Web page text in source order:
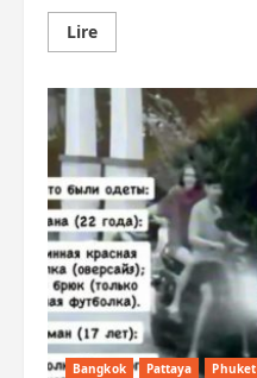
LireEn
savoir
177
millions
de
bahts
envolés
en
une
semaine
à
cause
des
arnaques
en
ligne,
en
Thaïlande
Bangkok Pattaya Phuket